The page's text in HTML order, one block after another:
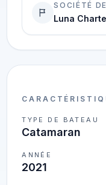
TYPE DE BATEAU
Catamaran
ANNÉE
2021
SOCIÉTÉ
Luna